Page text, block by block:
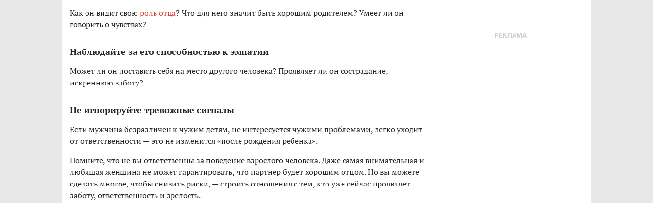
Как он видит свою роль отца? Что для него значит быть хорошим родителем? Умеет ли он
говорить о чувствах?
Наблюдайте за его способностью к эмпатии
Может ли он поставить себя на место другого человека? Проявляет ли он сострадание,
искреннюю заботу?
Не игнорируйте тревожные сигналы
Если мужчина безразличен к чужим детям, не интересуется чужими проблемами, легко уходит
от ответственности — это не изменится «после рождения ребенка».
Помните, что не вы ответственны за поведение взрослого человека. Даже самая внимательная и
любящая женщина не может гарантировать, что партнер будет хорошим отцом. Но вы можете
сделать многое, чтобы снизить риски, — строить отношения с тем, кто уже сейчас проявляет
заботу, ответственность и зрелость.